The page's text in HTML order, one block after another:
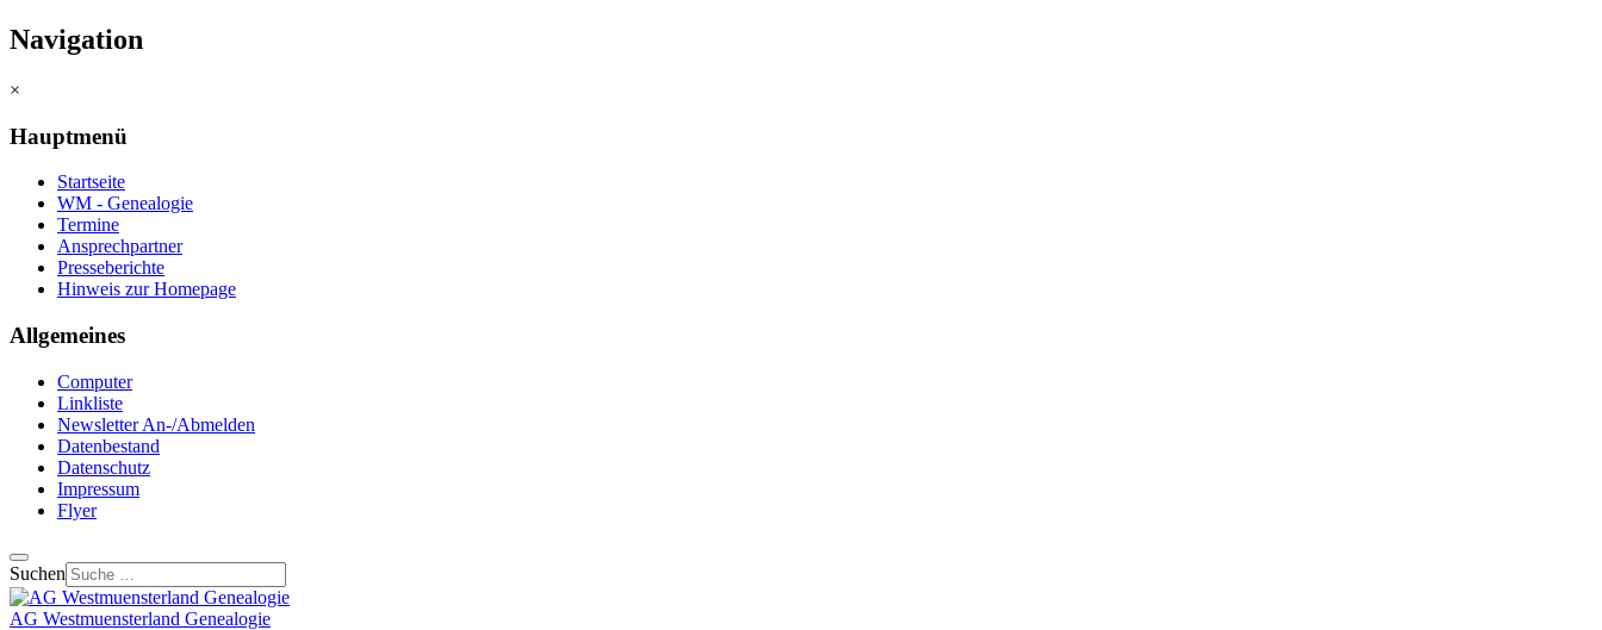
Navigation
×
Hauptmenü
Startseite
WM - Genealogie
Termine
Ansprechpartner
Presseberichte
Hinweis zur Homepage
Allgemeines
Computer
Linkliste
Newsletter An-/Abmelden
Datenbestand
Datenschutz
Impressum
Flyer
Suchen
AG Westmuensterland Genealogie